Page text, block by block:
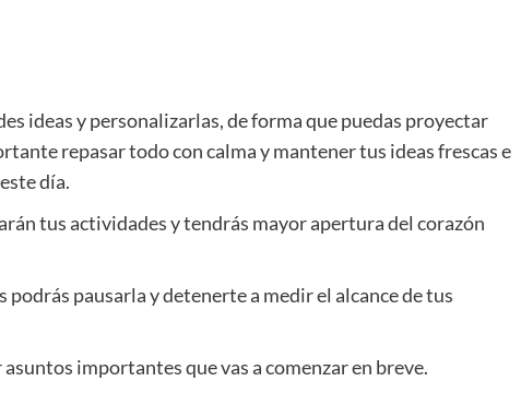
ideas y personalizarlas, de forma que puedas proyectar
repasar todo con calma y mantener tus ideas frescas e
día.
tus actividades y tendrás mayor apertura del corazón
podrás pausarla y detenerte a medir el alcance de tus
importantes que vas a comenzar en breve.